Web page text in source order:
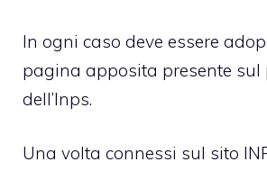
In ogni caso deve essere
pagina apposita presente sul
dell’Inps.
Una volta connessi sul sito